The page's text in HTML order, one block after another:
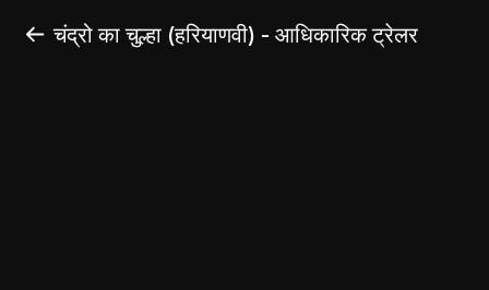
चंद्रो का चुल्हा (हरियाणवी) - आधिकारिक ट्रेलर